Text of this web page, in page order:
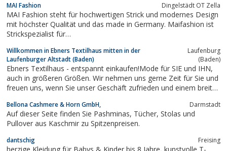
grossen Grössen Berlin
MAI Fashion Dingelstädt OT Zella
MAI Fashion steht für hochwertigen Strick und modernes Design
mit höchster Qualität und das made in Germany. Maifashion ist
Strick­spezialist für…
Willkommen in Ebners Textilhaus mitten in der
Laufenburger Altstadt (Baden)
Laufenburg
(Baden)
Ebners Textilhaus - entspannt einkaufen!Mode für SIE und IHN,
auch in größeren Größen. Wir nehmen uns gerne Zeit für Sie und
freuen uns, wenn Sie unser Geschäft zufrieden und einem breiten
einkaufen!
Bellona Cashmere & Horn GmbH, Darmstadt
Auf dieser Seite finden Sie Pashminas, Tücher, Stolas und
Pullover aus Kaschmir zu Spitzenpreisen.
dantschig Freising